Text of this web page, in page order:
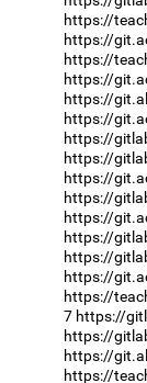
https://
https://
https://
https://
https://
https://
https://
https://
https://
https://
https://
https://
https://
https://
https://
7 https://
https://
https://
https://